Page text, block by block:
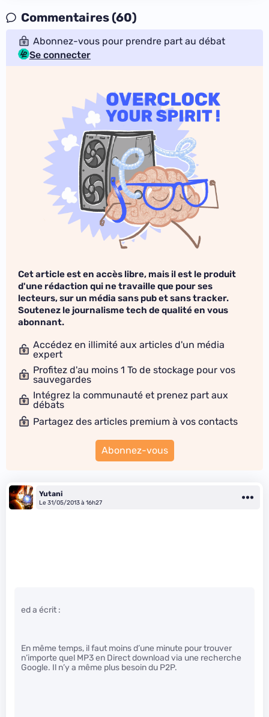
Commentaires (60)
Abonnez-vous pour prendre part au débat
Se connecter
Cet article est en accès libre, mais il est le produit
d'une rédaction qui ne travaille que pour ses
lecteurs, sur un média sans pub et sans tracker.
Soutenez le journalisme tech de qualité en vous
abonnant.
Accédez en illimité aux articles d'un média
expert
Profitez d'au moins 1 To de stockage pour vos
sauvegardes
Intégrez la communauté et prenez part aux
débats
Partagez des articles premium à vos contacts
Abonnez-vous
Yutani
Le 31/05/2013 à 16h27
ed a écrit :
En même temps, il faut moins d’une minute pour trouver
n’importe quel MP3 en Direct download via une recherche
Google. Il n’y a même plus besoin du P2P.